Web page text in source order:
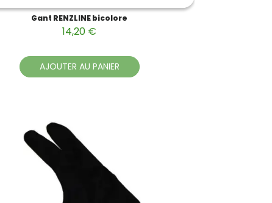
Gant RENZLINE bicolore
14,20 €
AJOUTER AU PANIER